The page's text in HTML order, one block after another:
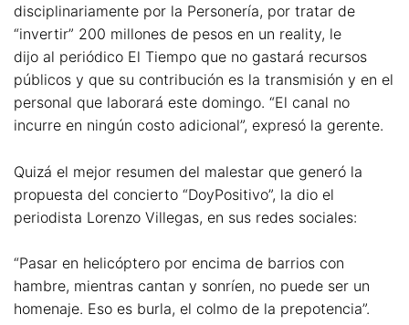
disciplinariamente por la Personería, por tratar de
“invertir” 200 millones de pesos en un reality, le
dijo al periódico El Tiempo que no gastará recursos
públicos y que su contribución es la transmisión y en el
personal que laborará este domingo. “El canal no
incurre en ningún costo adicional”, expresó la gerente.
Quizá el mejor resumen del malestar que generó la
propuesta del concierto “DoyPositivo”, la dio el
periodista Lorenzo Villegas, en sus redes sociales:
“Pasar en helicóptero por encima de barrios con
hambre, mientras cantan y sonríen, no puede ser un
homenaje. Eso es burla, el colmo de la prepotencia”.